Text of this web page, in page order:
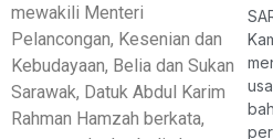
mewakili Menteri
Pelancongan, Kesenian dan
Kebudayaan, Belia dan Sukan
Sarawak, Datuk Abdul Karim
Rahman Hamzah berkata,